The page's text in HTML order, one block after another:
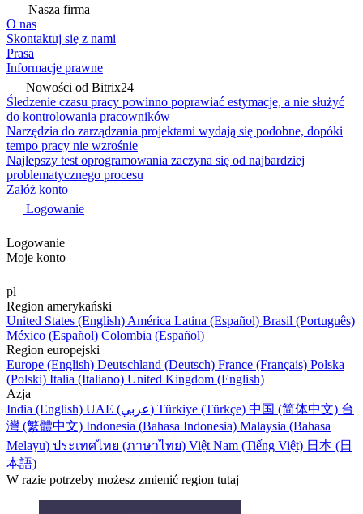
Nasza firma
O nas
Skontaktuj się z nami
Prasa
Informacje prawne
Nowości od Bitrix24
Śledzenie czasu pracy powinno poprawiać estymacje, a nie służyć
do kontrolowania pracowników
Narzędzia do zarządzania projektami wydają się podobne, dopóki
tempo pracy nie wzrośnie
Najlepszy test oprogramowania zaczyna się od najbardziej
problematycznego procesu
Załóż konto
Logowanie
Logowanie
Moje konto
pl
Region amerykański
United States (English) América Latina (Español) Brasil (Português)
México (Español) Colombia (Español)
Region europejski
Europe (English) Deutschland (Deutsch) France (Français) Polska
(Polski) Italia (Italiano) United Kingdom (English)
Azja
India (English)
UAE (عربي) Türkiye (Türkçe) 中国 (简体中文) 台
灣 (繁體中文) Indonesia (Bahasa Indonesia) Malaysia (Bahasa
Melayu) ประเทศไทย (ภาษาไทย) Việt Nam (Tiếng Việt) 日本 (日
本語)
W razie potrzeby możesz zmienić region tutaj